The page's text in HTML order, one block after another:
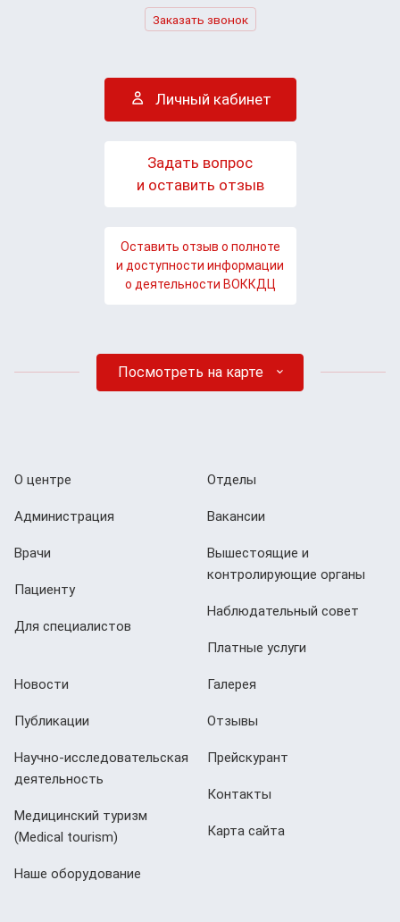
Заказать звонок
Личный кабинет
Задать вопрос
и оставить отзыв
Оставить отзыв о полноте
и доступности информации
о деятельности ВОККДЦ
Посмотреть на карте
О центре
Администрация
Врачи
Пациенту
Для специалистов
Отделы
Вакансии
Вышестоящие и
контролирующие органы
Наблюдательный совет
Платные услуги
Новости
Публикации
Научно-исследовательская
деятельность
Медицинский туризм
(Мedical tourism)
Наше оборудование
Галерея
Отзывы
Прейскурант
Контакты
Карта сайта